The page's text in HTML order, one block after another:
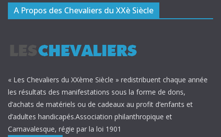
A Propos des Chevaliers du XXè Siècle
« Les Chevaliers du XXème Siècle » redistribuent chaque année
les résultats des manifestations sous la forme de dons,
d’achats de matériels ou de cadeaux au profit d’enfants et
d’adultes handicapés.Association philanthropique et
Carnavalesque, régie par la loi 1901